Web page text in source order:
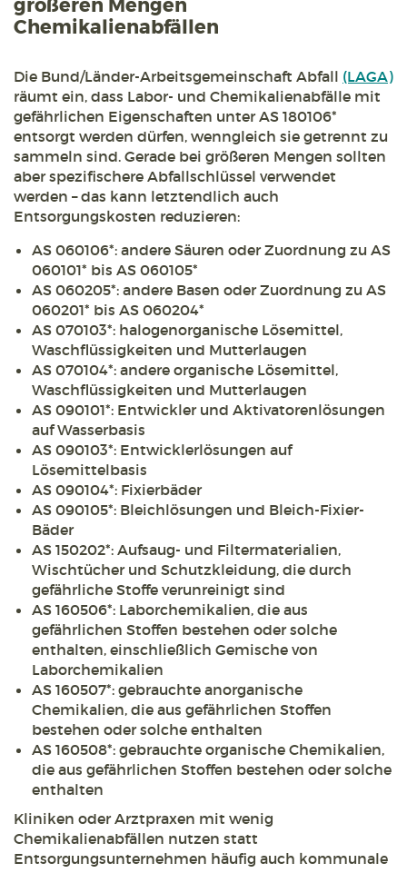
größeren Mengen
Chemikalienabfällen
Die Bund/Länder-Arbeitsgemeinschaft Abfall (LAGA)
räumt ein, dass Labor- und Chemikalienabfälle mit
gefährlichen Eigenschaften unter AS 180106*
entsorgt werden dürfen, wenngleich sie getrennt zu
sammeln sind. Gerade bei größeren Mengen sollten
aber spezifischere Abfallschlüssel verwendet
werden – das kann letztendlich auch
Entsorgungskosten reduzieren:
AS 060106*: andere Säuren oder Zuordnung zu AS
060101* bis AS 060105*
AS 060205*: andere Basen oder Zuordnung zu AS
060201* bis AS 060204*
AS 070103*: halogenorganische Lösemittel,
Waschflüssigkeiten und Mutterlaugen
AS 070104*: andere organische Lösemittel,
Waschflüssigkeiten und Mutterlaugen
AS 090101*: Entwickler und Aktivatorenlösungen
auf Wasserbasis
AS 090103*: Entwicklerlösungen auf
Lösemittelbasis
AS 090104*: Fixierbäder
AS 090105*: Bleichlösungen und Bleich-Fixier-
Bäder
AS 150202*: Aufsaug- und Filtermaterialien,
Wischtücher und Schutzkleidung, die durch
gefährliche Stoffe verunreinigt sind
AS 160506*: Laborchemikalien, die aus
gefährlichen Stoffen bestehen oder solche
enthalten, einschließlich Gemische von
Laborchemikalien
AS 160507*: gebrauchte anorganische
Chemikalien, die aus gefährlichen Stoffen
bestehen oder solche enthalten
AS 160508*: gebrauchte organische Chemikalien,
die aus gefährlichen Stoffen bestehen oder solche
enthalten
Kliniken oder Arztpraxen mit wenig
Chemikalienabfällen nutzen statt
Entsorgungsunternehmen häufig auch kommunale